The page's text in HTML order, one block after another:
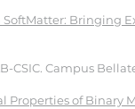
Bringing
CSIC. Campus
Properties of Binary